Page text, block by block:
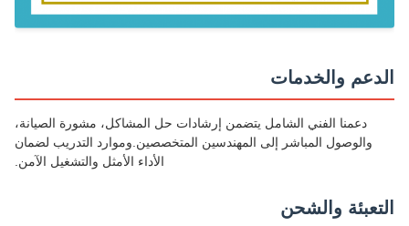
والخدمات
دعمنا الفني الشامل يتضمن إرشادات حل المشاكل، مشورة الصيانة،
والوصول المباشر إلى المهندسين المتخصصين.وموارد التدريب لضمان
الأداء الأمثل والتشغيل الآمن.
والشحن